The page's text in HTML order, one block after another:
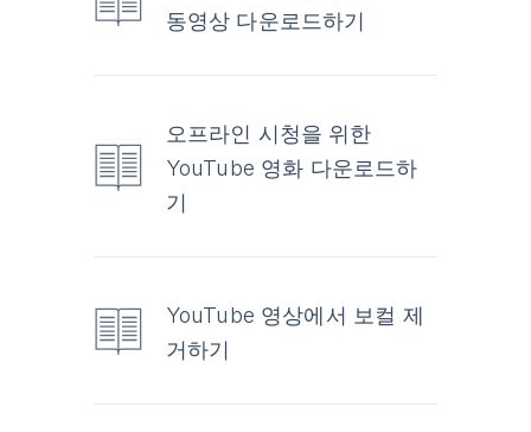
동영상 다운로드하기
오프라인 시청을 위한
YouTube 영화 다운로드하
기
YouTube 영상에서 보컬 제
거하기